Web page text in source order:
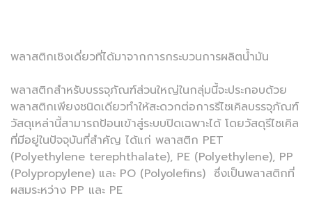
พลาสติกเชิงเดี่ยวที่ได้มาจากการกระบวนการผลิตน้ำมัน
พลาสติกสำหรับบรรจุภัณฑ์ส่วนใหญ่ในกลุ่มนี้จะประกอบด้วย
พลาสติกเพียงชนิดเดียวทำให้สะดวกต่อการรีไซเคิลบรรจุภัณฑ์
วัสดุเหล่านี้สามารถป้อนเข้าสู่ระบบปิดเฉพาะได้ โดยวัสดุรีไซเคิล
ที่มีอยู่ในปัจจุบันที่สำคัญ ได้แก่ พลาสติก PET
(Polyethylene terephthalate), PE (Polyethylene), PP
(Polypropylene) และ PO (Polyolefins) ซึ่งเป็นพลาสติกที่
ผสมระหว่าง PP และ PE